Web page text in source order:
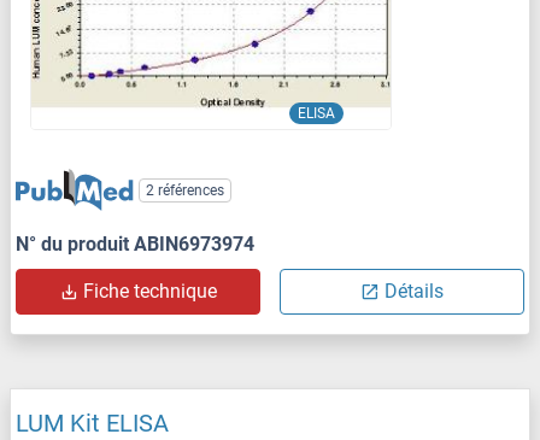
ELISA
2 références
N° du produit ABIN6973974
Fiche technique Détails
LUM Kit ELISA